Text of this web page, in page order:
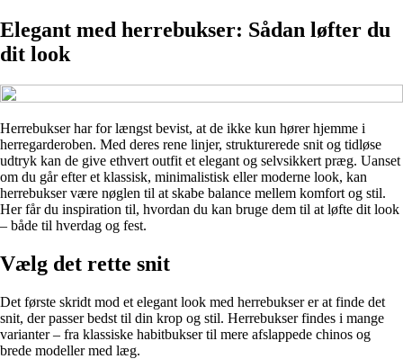
Elegant med herrebukser: Sådan løfter du
dit look
Herrebukser har for længst bevist, at de ikke kun hører hjemme i
herregarderoben. Med deres rene linjer, strukturerede snit og tidløse
udtryk kan de give ethvert outfit et elegant og selvsikkert præg. Uanset
om du går efter et klassisk, minimalistisk eller moderne look, kan
herrebukser være nøglen til at skabe balance mellem komfort og stil.
Her får du inspiration til, hvordan du kan bruge dem til at løfte dit look
– både til hverdag og fest.
Vælg det rette snit
Det første skridt mod et elegant look med herrebukser er at finde det
snit, der passer bedst til din krop og stil. Herrebukser findes i mange
varianter – fra klassiske habitbukser til mere afslappede chinos og
brede modeller med læg.